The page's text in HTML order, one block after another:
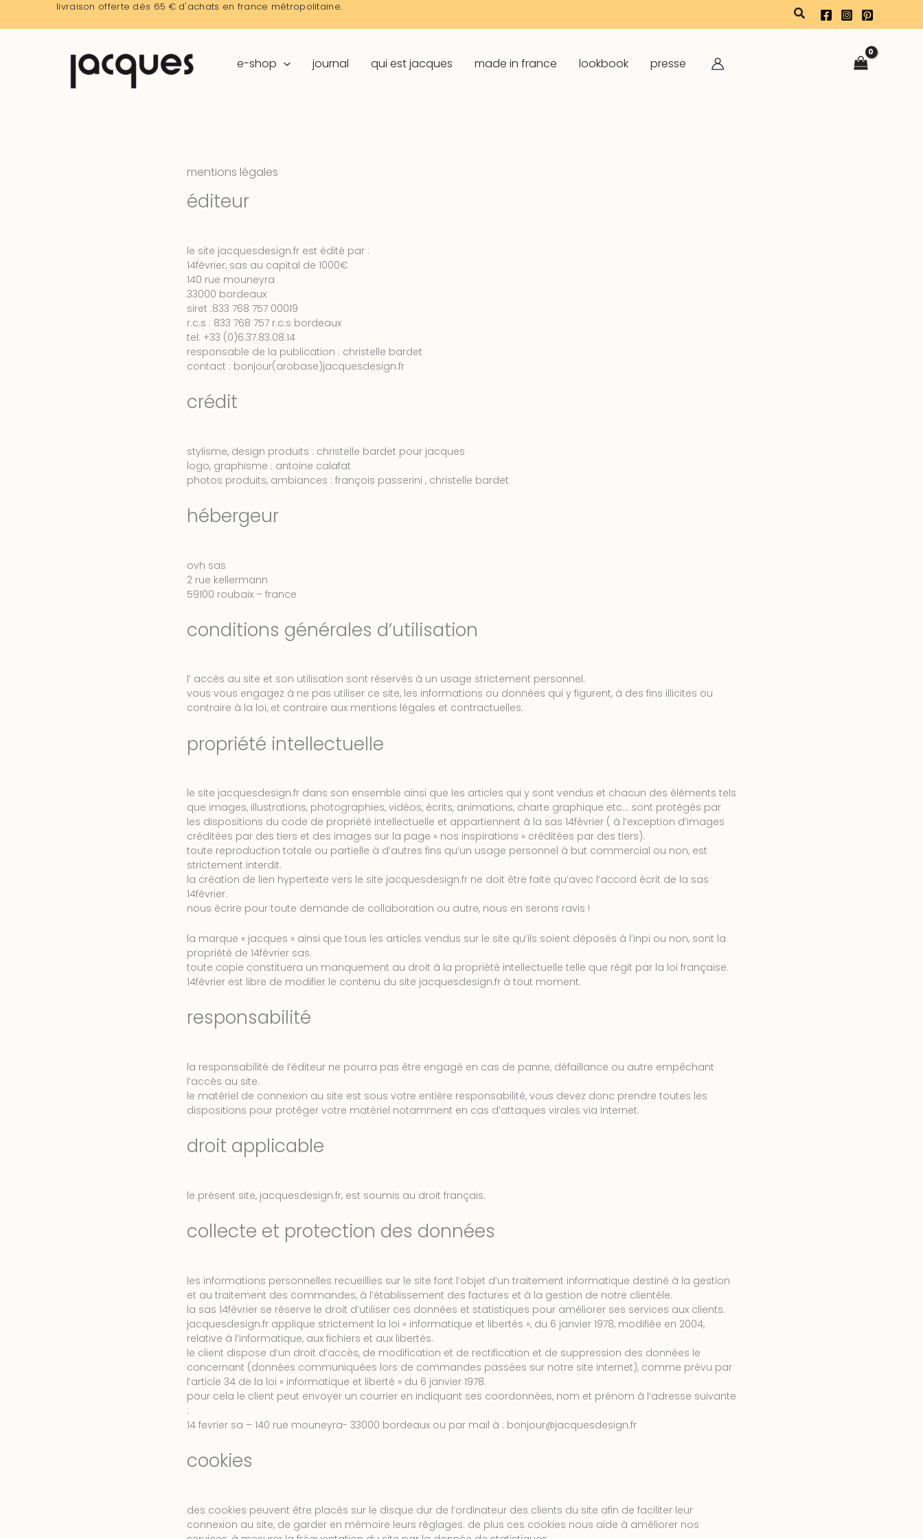
livraison offerte dès 65 € d'achats en france métropolitaine. rechercher
e-shop journal qui est jacques made in france lookbook presse
mentions légales
éditeur
le site jacquesdesign.fr est édité par :
14février, sas au capital de 1000€
140 rue mouneyra
33000 bordeaux
siret :833 768 757 00019
r.c.s : 833 768 757 r.c.s bordeaux
tel: +33 (0)6.37.83.08.14
responsable de la publication : christelle bardet
contact : bonjour(arobase)jacquesdesign.fr
crédit
stylisme, design produits : christelle bardet pour jacques
logo, graphisme : antoine calafat
photos produits, ambiances : françois passerini , christelle bardet
hébergeur
ovh sas
2 rue kellermann
59100 roubaix – france
conditions générales d’utilisation
l’ accès au site et son utilisation sont réservés à un usage strictement personnel.
vous vous engagez à ne pas utiliser ce site, les informations ou données qui y figurent, à des fins illicites ou
contraire à la loi, et contraire aux mentions légales et contractuelles.
propriété intellectuelle
le site jacquesdesign.fr dans son ensemble ainsi que les articles qui y sont vendus et chacun des éléments tels
que images, illustrations, photographies, vidéos, écrits, animations, charte graphique etc… sont protégés par
les dispositions du code de propriété intellectuelle et appartiennent à la sas 14février ( à l’exception d’images
créditées par des tiers et des images sur la page « nos inspirations » créditées par des tiers).
toute reproduction totale ou partielle à d’autres fins qu’un usage personnel à but commercial ou non, est
strictement interdit.
la création de lien hypertexte vers le site jacquesdesign.fr ne doit être faite qu’avec l’accord écrit de la sas
14février.
nous écrire pour toute demande de collaboration ou autre, nous en serons ravis !
la marque « jacques » ainsi que tous les articles vendus sur le site qu’ils soient déposés à l’inpi ou non, sont la
propriété de 14février sas.
toute copie constituera un manquement au droit à la propriété intellectuelle telle que régit par la loi française.
14février est libre de modifier le contenu du site jacquesdesign.fr à tout moment.
responsabilité
la responsabilité de l’éditeur ne pourra pas être engagé en cas de panne, défaillance ou autre empêchant
l’accès au site.
le matériel de connexion au site est sous votre entière responsabilité, vous devez donc prendre toutes les
dispositions pour protéger votre matériel notamment en cas d’attaques virales via internet.
droit applicable
le présent site, jacquesdesign.fr, est soumis au droit français.
collecte et protection des données
les informations personnelles recueillies sur le site font l’objet d’un traitement informatique destiné à la gestion
et au traitement des commandes, à l’établissement des factures et à la gestion de notre clientèle.
la sas 14février se réserve le droit d’utiliser ces données et statistiques pour améliorer ses services aux clients.
jacquesdesign.fr applique strictement la loi « informatique et libertés », du 6 janvier 1978, modifiée en 2004,
relative à l’informatique, aux fichiers et aux libertés.
le client dispose d’un droit d’accès, de modification et de rectification et de suppression des données le
concernant (données communiquées lors de commandes passées sur notre site internet), comme prévu par
l’article 34 de la loi « informatique et liberté » du 6 janvier 1978.
pour cela le client peut envoyer un courrier en indiquant ses coordonnées, nom et prénom à l’adresse suivante
:
14 fevrier sa – 140 rue mouneyra- 33000 bordeaux ou par mail à : bonjour@jacquesdesign.fr
cookies
des cookies peuvent être placés sur le disque dur de l’ordinateur des clients du site afin de faciliter leur
connexion au site, de garder en mémoire leurs réglages. de plus ces cookies nous aide à améliorer nos